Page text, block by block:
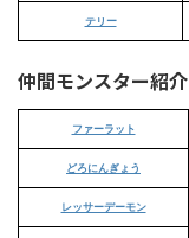
テリー
仲間モンスター紹介
ファーラット
どろにんぎょう
レッサーデーモン